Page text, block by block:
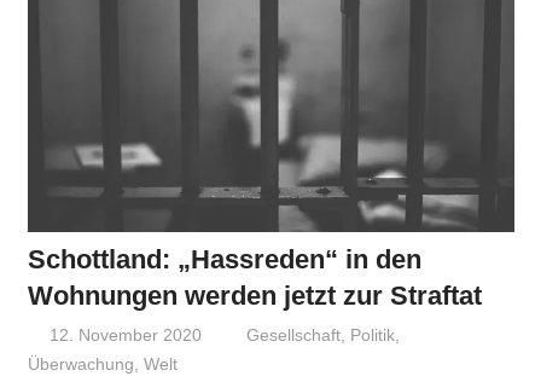
Schottland: „Hassreden“ in den
Wohnungen werden jetzt zur Straftat
12. November 2020 Niki Vogt
Gesellschaft, Politik,
Überwachung, Welt